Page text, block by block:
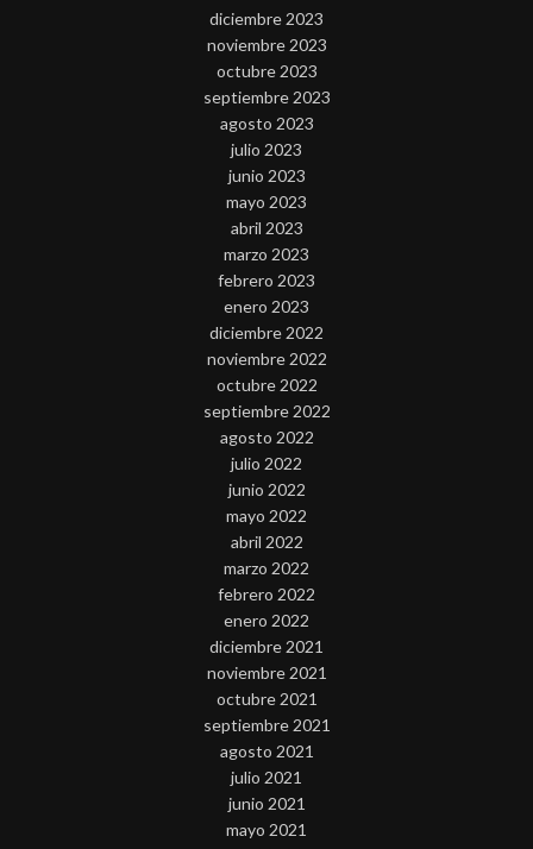
diciembre 2023
noviembre 2023
octubre 2023
septiembre 2023
agosto 2023
julio 2023
junio 2023
mayo 2023
abril 2023
marzo 2023
febrero 2023
enero 2023
diciembre 2022
noviembre 2022
octubre 2022
septiembre 2022
agosto 2022
julio 2022
junio 2022
mayo 2022
abril 2022
marzo 2022
febrero 2022
enero 2022
diciembre 2021
noviembre 2021
octubre 2021
septiembre 2021
agosto 2021
julio 2021
junio 2021
mayo 2021